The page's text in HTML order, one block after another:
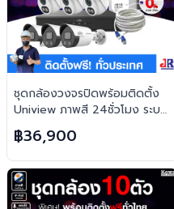
ชุดกล้องวงจรปิดพร้อมติดตั้ง
Uniview ภาพสี 24ชั่วโมง ระบบ
IP-PoE จำนวน 6 ตัว ความคม
ชัด 2MP บันทึกภาพพร้อมเสียง
และตอบโต้2ทิศทาง
฿36,900